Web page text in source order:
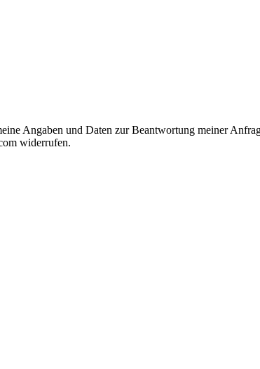
Angaben und Daten zur Beantwortung meiner
widerrufen.